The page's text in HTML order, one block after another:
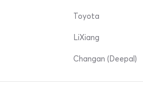
Toyota
LiXiang
Changan (Deepal)